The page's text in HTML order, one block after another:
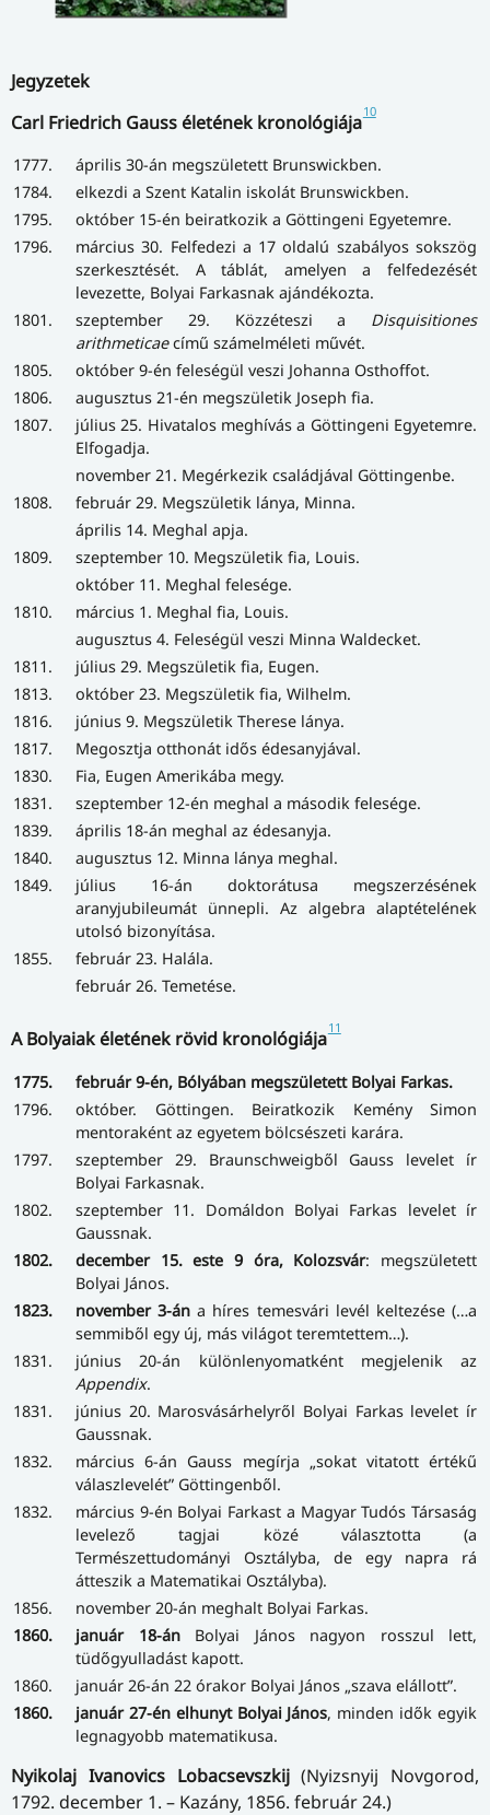
Jegyzetek
Carl Friedrich Gauss életének kronológiája10
1777.
április 30-án megszületett Brunswickben.
1784.
elkezdi a Szent Katalin iskolát Brunswickben.
1795.
október 15-én beiratkozik a Göttingeni Egyetemre.
1796.
március 30. Felfedezi a 17 oldalú szabályos sokszög
szerkesztését. A táblát, amelyen a felfedezését
levezette, Bolyai Farkasnak ajándékozta.
1801.
szeptember 29. Közzéteszi a Disquisitiones
arithmeticaecímű számelméleti művét.
1805.
október 9-én feleségül veszi Johanna Osthoffot.
1806.
augusztus 21-én megszületik Joseph fia.
1807.
július 25. Hivatalos meghívás a Göttingeni Egyetemre.
Elfogadja.
november 21. Megérkezik családjával Göttingenbe.
1808.
február 29. Megszületik lánya, Minna.
április 14. Meghal apja.
1809.
szeptember 10. Megszületik fia, Louis.
október 11. Meghal felesége.
1810.
március 1. Meghal fia, Louis.
augusztus 4. Feleségül veszi Minna Waldecket.
1811.
július 29. Megszületik fia, Eugen.
1813.
október 23. Megszületik fia, Wilhelm.
1816.
június 9. Megszületik Therese lánya.
1817.
Megosztja otthonát idős édesanyjával.
1830.
Fia, Eugen Amerikába megy.
1831.
szeptember 12-én meghal a második felesége.
1839.
április 18-án meghal az édesanyja.
1840.
augusztus 12. Minna lánya meghal.
1849.
július 16-án doktorátusa megszerzésének
aranyjubileumát ünnepli. Az algebra alaptételének
utolsó bizonyítása.
1855.
február 23. Halála.
február 26. Temetése.
A Bolyaiak életének rövid kronológiája11
1775.
február 9-én, Bólyában megszületett Bolyai Farkas.
1796.
október. Göttingen. Beiratkozik Kemény Simon
mentoraként az egyetem bölcsészeti karára.
1797.
szeptember 29. Braunschweigből Gauss levelet ír
Bolyai Farkasnak.
1802.
szeptember 11. Domáldon Bolyai Farkas levelet ír
Gaussnak.
1802.
december 15. este 9 óra, Kolozsvár: megszületett
Bolyai János.
1823.
november 3-án a híres temesvári levél keltezése (…a
semmiből egy új, más világot teremtettem…).
1831.
június 20-án különlenyomatként megjelenik az
Appendix.
1831.
június 20. Marosvásárhelyről Bolyai Farkas levelet ír
Gaussnak.
1832.
március 6-án Gauss megírja „sokat vitatott értékű
válaszlevelét” Göttingenből.
1832.
március 9-én Bolyai Farkast a Magyar Tudós Társaság
levelező tagjai közé választotta (a
Természettudományi Osztályba, de egy napra rá
átteszik a Matematikai Osztályba).
1856.
november 20-án meghalt Bolyai Farkas.
1860.
január 18-ánBolyai János nagyon rosszul lett,
tüdőgyulladást kapott.
1860.
január 26-án 22 órakor Bolyai János „szava elállott”.
1860.
január 27-én elhunyt Bolyai János, minden idők egyik
legnagyobb matematikusa.
Nyikolaj Ivanovics Lobacsevszkij(Nyizsnyij Novgorod,
1792. december 1. – Kazány, 1856. február 24.)